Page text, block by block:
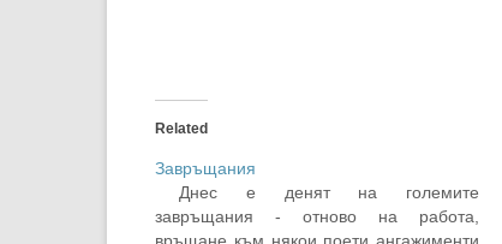
Related
Завръщания
Днес е денят на големите
завръщания - отново на работа,